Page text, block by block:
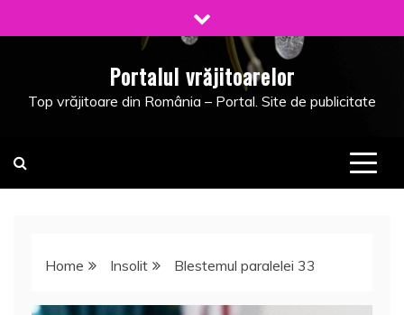
to
Portalul vrăjitoarelor
Top vrăjitoare din România – Portal. Site de publicitate
Home Insolit Blestemul paralelei 33